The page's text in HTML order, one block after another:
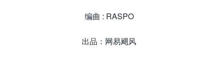
编曲 : RASPO
出品：网易飓风